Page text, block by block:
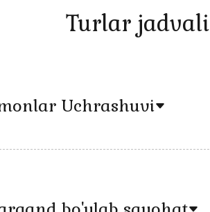
Turlar jadvali
Uchrashuvi